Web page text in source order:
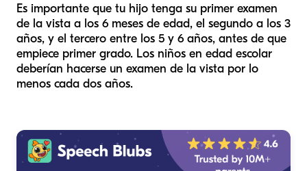
Es importante que tu hijo tenga su primer examen
de la vista a los 6 meses de edad, el segundo a los 3
años, y el tercero entre los 5 y 6 años, antes de que
empiece primer grado. Los niños en edad escolar
deberían hacerse un examen de la vista por lo
menos cada dos años.